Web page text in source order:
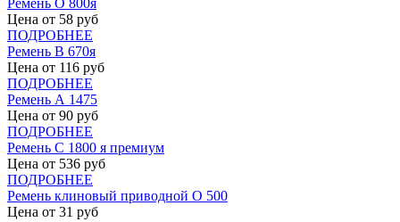
Цена от 58 руб
ПОДРОБНЕЕ
Ремень В 670я
Цена от 116 руб
ПОДРОБНЕЕ
Ремень А 1475
Цена от 90 руб
ПОДРОБНЕЕ
Ремень С 1800 я премиум
Цена от 536 руб
ПОДРОБНЕЕ
Ремень клиновый приводной О 500
Цена от 31 руб